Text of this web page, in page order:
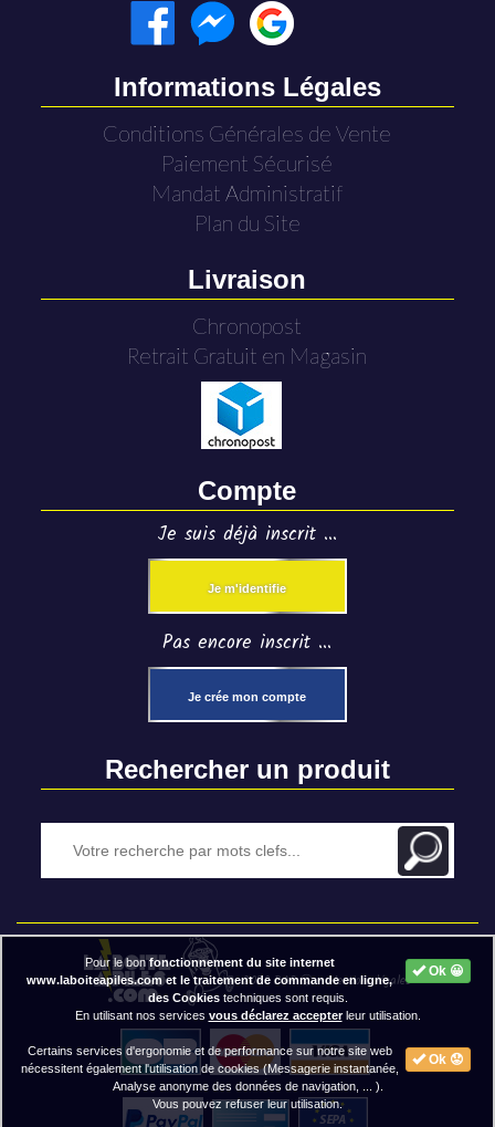
Informations Légales
Conditions Générales de Vente
Paiement Sécurisé
Mandat Administratif
Plan du Site
Livraison
Chronopost
Retrait Gratuit en Magasin
Compte
Je suis déjà inscrit ...
Je m'identifie
Pas encore inscrit ...
Je crée mon compte
Rechercher un produit
2020 BAP ⓒ - Mentions légales
Ok 😀
Pour le bonfonctionnement du site internet
www.laboiteapiles.com et le traitement de commande en ligne,
des Cookiestechniques sont requis.
En utilisant nos services vous déclarez accepterleur utilisation.
Ok 😟
Certains services d'ergonomie et de performance sur notre site web
nécessitent également l'utilisation de cookies (Messagerie instantanée,
Analyse anonyme des données de navigation, ... ).
Vous pouvez refuser leur utilisation.